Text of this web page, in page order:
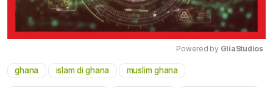
Powered by GliaStudios
ghana islam di ghana muslim ghana